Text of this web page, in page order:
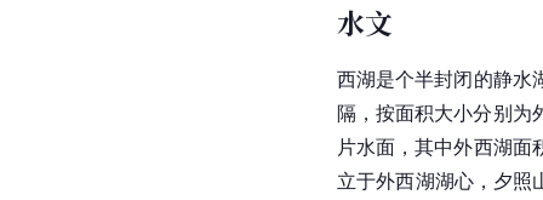
水文
西湖是个半封闭的静水
隔，按面积大小分别为
片水面，其中外西湖面
立于外西湖湖心， 夕照